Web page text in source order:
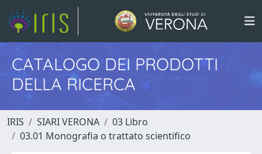
CATALOGO DEI PRODOTTI
DELLA RICERCA
IRIS SIARI VERONA
03 Libro
03.01 Monografia o trattato scientifico